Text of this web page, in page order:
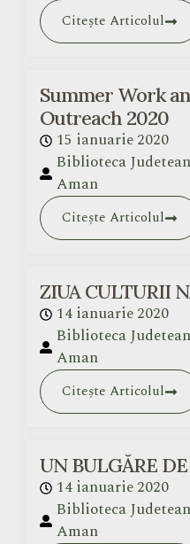
Citește Articolul
Summer Work
Outreach 2020
15 ianuarie 2020
Biblioteca
Aman
Citește Articolul
ZIUA CULTURII
14 ianuarie 2020
Biblioteca
Aman
Citește Articolul
UN BULGĂRE
14 ianuarie 2020
Biblioteca
Aman